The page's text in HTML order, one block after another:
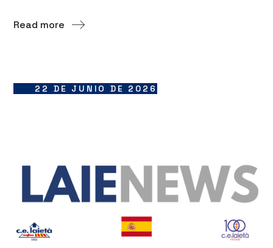
Read more
22 DE JUNIO DE 2026